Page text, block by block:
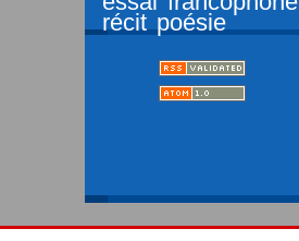
récit poésie